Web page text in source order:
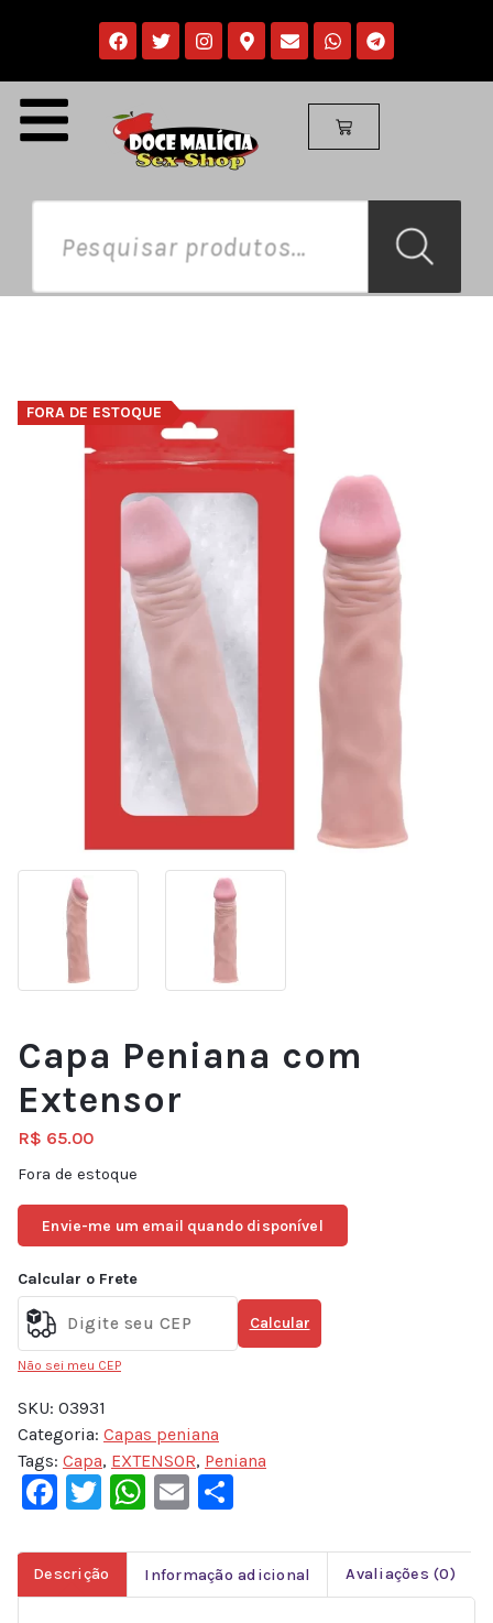
FORA DE ESTOQUE
Capa Peniana com
Extensor
R$ 65.00
Fora de estoque
Envie-me um email quando disponível
Calcular o Frete
Calcular
Não sei meu CEP
SKU: 03931
Categoria: Capas peniana
Tags: Capa, EXTENSOR, Peniana
Facebook
Twitter
WhatsApp
Email
Descrição Informação adicional Avaliações (0)